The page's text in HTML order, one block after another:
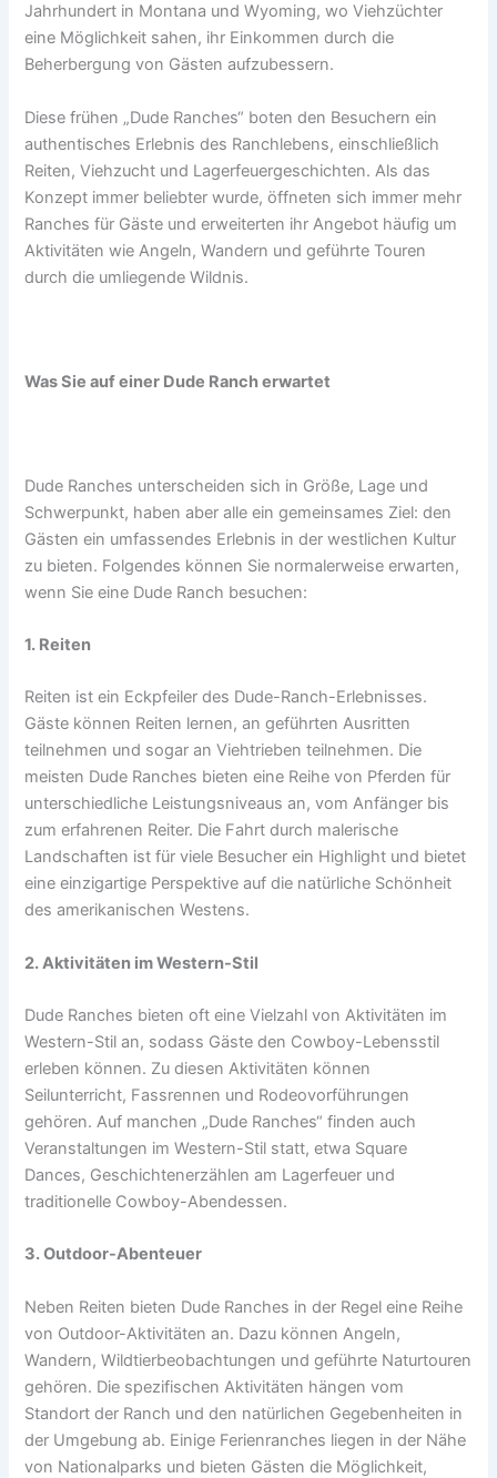
Jahrhundert in Montana und Wyoming, wo Viehzüchter
eine Möglichkeit sahen, ihr Einkommen durch die
Beherbergung von Gästen aufzubessern.
Diese frühen „Dude Ranches“ boten den Besuchern ein
authentisches Erlebnis des Ranchlebens, einschließlich
Reiten, Viehzucht und Lagerfeuergeschichten. Als das
Konzept immer beliebter wurde, öffneten sich immer mehr
Ranches für Gäste und erweiterten ihr Angebot häufig um
Aktivitäten wie Angeln, Wandern und geführte Touren
durch die umliegende Wildnis.
Was Sie auf einer Dude Ranch erwartet
Dude Ranches unterscheiden sich in Größe, Lage und
Schwerpunkt, haben aber alle ein gemeinsames Ziel: den
Gästen ein umfassendes Erlebnis in der westlichen Kultur
zu bieten. Folgendes können Sie normalerweise erwarten,
wenn Sie eine Dude Ranch besuchen:
1. Reiten
Reiten ist ein Eckpfeiler des Dude-Ranch-Erlebnisses.
Gäste können Reiten lernen, an geführten Ausritten
teilnehmen und sogar an Viehtrieben teilnehmen. Die
meisten Dude Ranches bieten eine Reihe von Pferden für
unterschiedliche Leistungsniveaus an, vom Anfänger bis
zum erfahrenen Reiter. Die Fahrt durch malerische
Landschaften ist für viele Besucher ein Highlight und bietet
eine einzigartige Perspektive auf die natürliche Schönheit
des amerikanischen Westens.
2. Aktivitäten im Western-Stil
Dude Ranches bieten oft eine Vielzahl von Aktivitäten im
Western-Stil an, sodass Gäste den Cowboy-Lebensstil
erleben können. Zu diesen Aktivitäten können
Seilunterricht, Fassrennen und Rodeovorführungen
gehören. Auf manchen „Dude Ranches“ finden auch
Veranstaltungen im Western-Stil statt, etwa Square
Dances, Geschichtenerzählen am Lagerfeuer und
traditionelle Cowboy-Abendessen.
3. Outdoor-Abenteuer
Neben Reiten bieten Dude Ranches in der Regel eine Reihe
von Outdoor-Aktivitäten an. Dazu können Angeln,
Wandern, Wildtierbeobachtungen und geführte Naturtouren
gehören. Die spezifischen Aktivitäten hängen vom
Standort der Ranch und den natürlichen Gegebenheiten in
der Umgebung ab. Einige Ferienranches liegen in der Nähe
von Nationalparks und bieten Gästen die Möglichkeit,